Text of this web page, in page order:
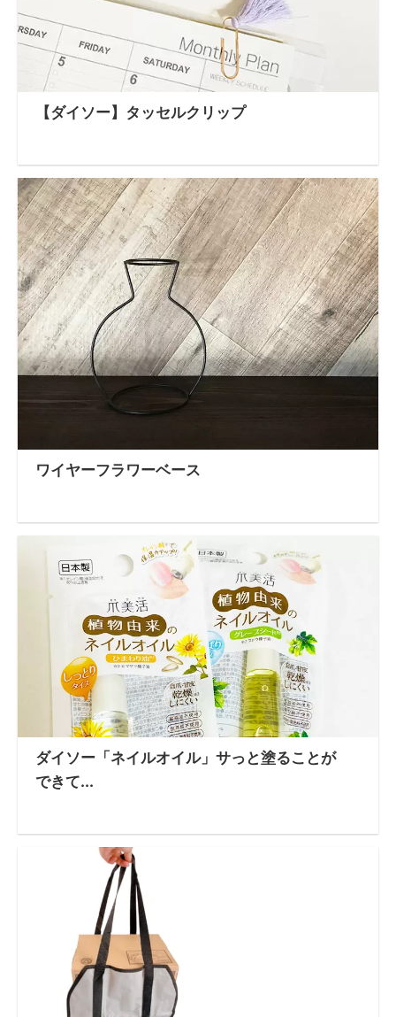
【ダイソー】タッセルクリップ
ワイヤーフラワーベース
ダイソー「ネイルオイル」サっと塗ることが
できて...